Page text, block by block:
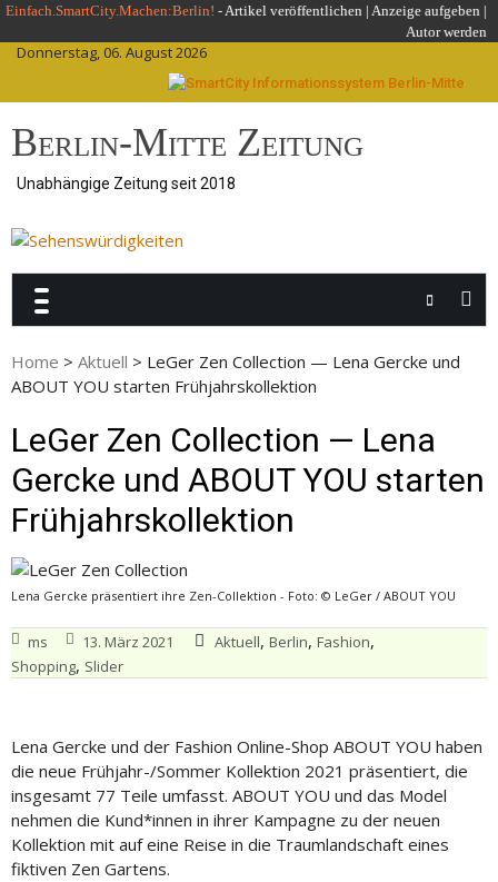
Skip
content
Einfach.SmartCity.Machen:Berlin! -Artikel veröffentlichen | Anzeige aufgeben |
Autor werden
Donnerstag, 06. August 2026
Berlin-Mitte Zeitung
Unabhängige Zeitung seit 2018
Home > Aktuell > LeGer Zen Collection — Lena Gercke und
ABOUT YOU starten Frühjahrskollektion
LeGer Zen Collection — Lena
Gercke und ABOUT YOU starten
Frühjahrskollektion
Lena Gercke präsentiert ihre Zen-Collektion - Foto: © LeGer / ABOUT YOU
ms 13. März 2021 Aktuell, Berlin, Fashion,
Shopping, Slider
Lena Gercke und der Fashion Online-Shop ABOUT YOU haben
die neue Frühjahr-/Sommer Kollektion 2021 präsentiert, die
insgesamt 77 Teile umfasst. ABOUT YOU und das Model
nehmen die Kund*innen in ihrer Kampagne zu der neuen
Kollektion mit auf eine Reise in die Traumlandschaft eines
fiktiven Zen Gartens.